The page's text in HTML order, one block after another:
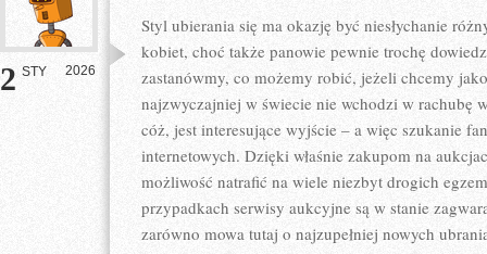
2 STY 2026
Styl ubierania się ma okazję być niesłychanie
kobiet, choć także panowie pewnie trochę
zastanówmy, co możemy robić, jeżeli chcemy
najzwyczajniej w świecie nie wchodzi w rachubę
cóż, jest interesujące wyjście – a więc szukanie
internetowych. Dzięki właśnie zakupom na
możliwość natrafić na wiele niezbyt drogich
przypadkach serwisy aukcyjne są w stanie
zarówno mowa tutaj o najzupełniej nowych